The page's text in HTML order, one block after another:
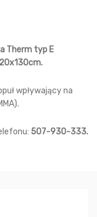
Therm typ E
wpływający na
507-930-333.